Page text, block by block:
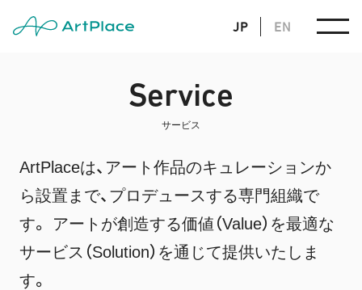
JP EN
Service
サービス
ArtPlaceは、アート作品のキュレーションか
ら設置まで、プロデュースする専門組織で
す。
アートが創造する価値（Value）を最適な
サービス（Solution）を通じて提供いたしま
す。